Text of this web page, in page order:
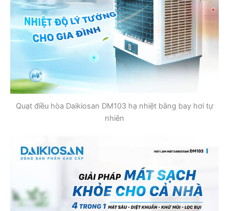
Quạt điều hòa Daikiosan DM103 hạ nhiệt bằng bay hơi tự
nhiên